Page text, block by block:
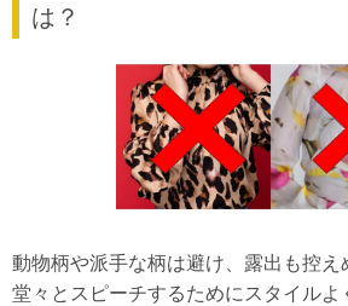
は？
動物柄や派手な柄は避け、露出も控え
堂々とスピーチするためにスタイルよ